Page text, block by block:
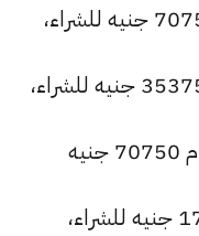
سعر الذهب عيار 21 وزن 1 جرام 7075 جنيه للشراء،
سعر الذهب عيار 21 وزن 5 جرام 35375 جنيه للشراء،
أسعار الذهب عيار 21 وزن 10 جرام 70750 جنيه
سعر عيار 21 وزن 25 جرام 176875 جنيه للشراء،